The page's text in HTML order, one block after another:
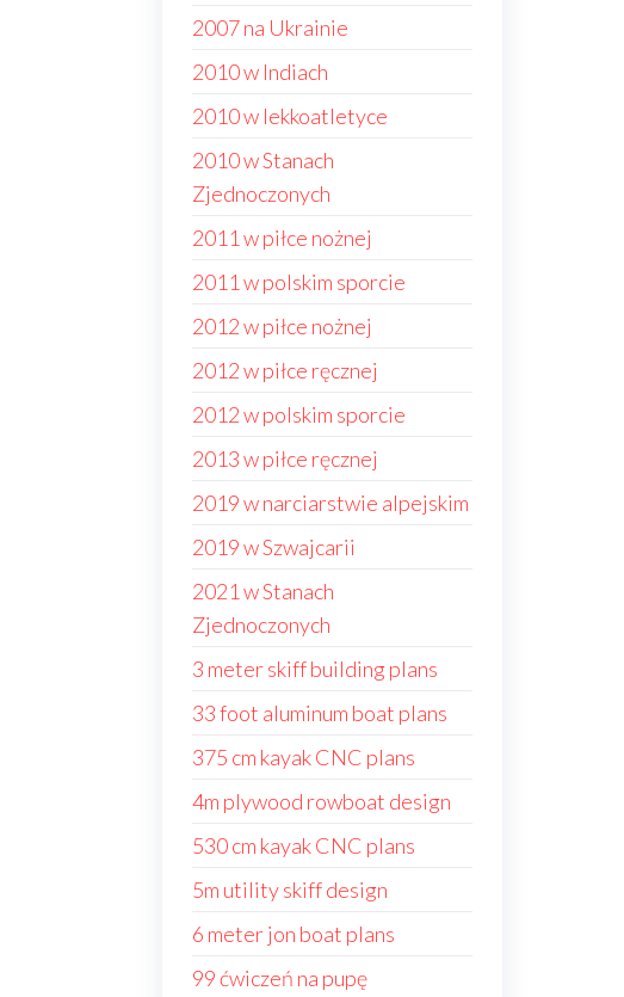
2007 na Ukrainie
2010 w Indiach
2010 w lekkoatletyce
2010 w Stanach
Zjednoczonych
2011 w piłce nożnej
2011 w polskim sporcie
2012 w piłce nożnej
2012 w piłce ręcznej
2012 w polskim sporcie
2013 w piłce ręcznej
2019 w narciarstwie alpejskim
2019 w Szwajcarii
2021 w Stanach
Zjednoczonych
3 meter skiff building plans
33 foot aluminum boat plans
375 cm kayak CNC plans
4m plywood rowboat design
530 cm kayak CNC plans
5m utility skiff design
6 meter jon boat plans
99 ćwiczeń na pupę